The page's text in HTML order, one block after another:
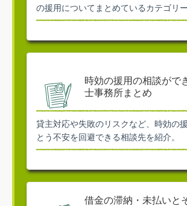
の援用についてまとめているカテゴリー
時効の援用の相談がで
士事務所まとめ
貸主対応や失敗のリスクなど、時効の
とう不安を回避できる相談先を紹介。
借金の滞納・未払いと